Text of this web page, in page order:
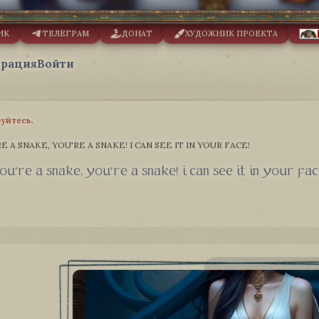
Войти
ТЕЛЕГРАМ ДОНАТ ХУДОЖНИК ПРОЕКТА
.
A SNAKE, YOU'RE A SNAKE! I CAN SEE IT IN YOUR FACE!
a snake, you're a snake! i can see it in your